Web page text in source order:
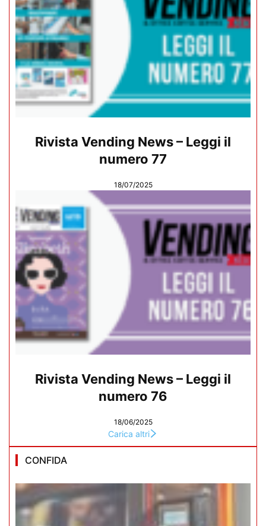
Rivista Vending News – Leggi il
numero 77
18/07/2025
Rivista Vending News – Leggi il
numero 76
18/06/2025
Carica altri
CONFIDA